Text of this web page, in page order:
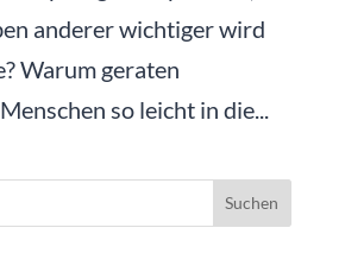
anderer wichtiger wird
Warum geraten
so leicht in die...